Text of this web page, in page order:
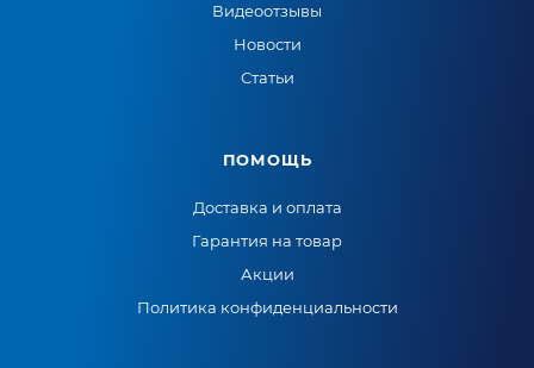
Видеоотзывы
Новости
Статьи
ПОМОЩЬ
Доставка и оплата
Гарантия на товар
Акции
Политика конфиденциальности